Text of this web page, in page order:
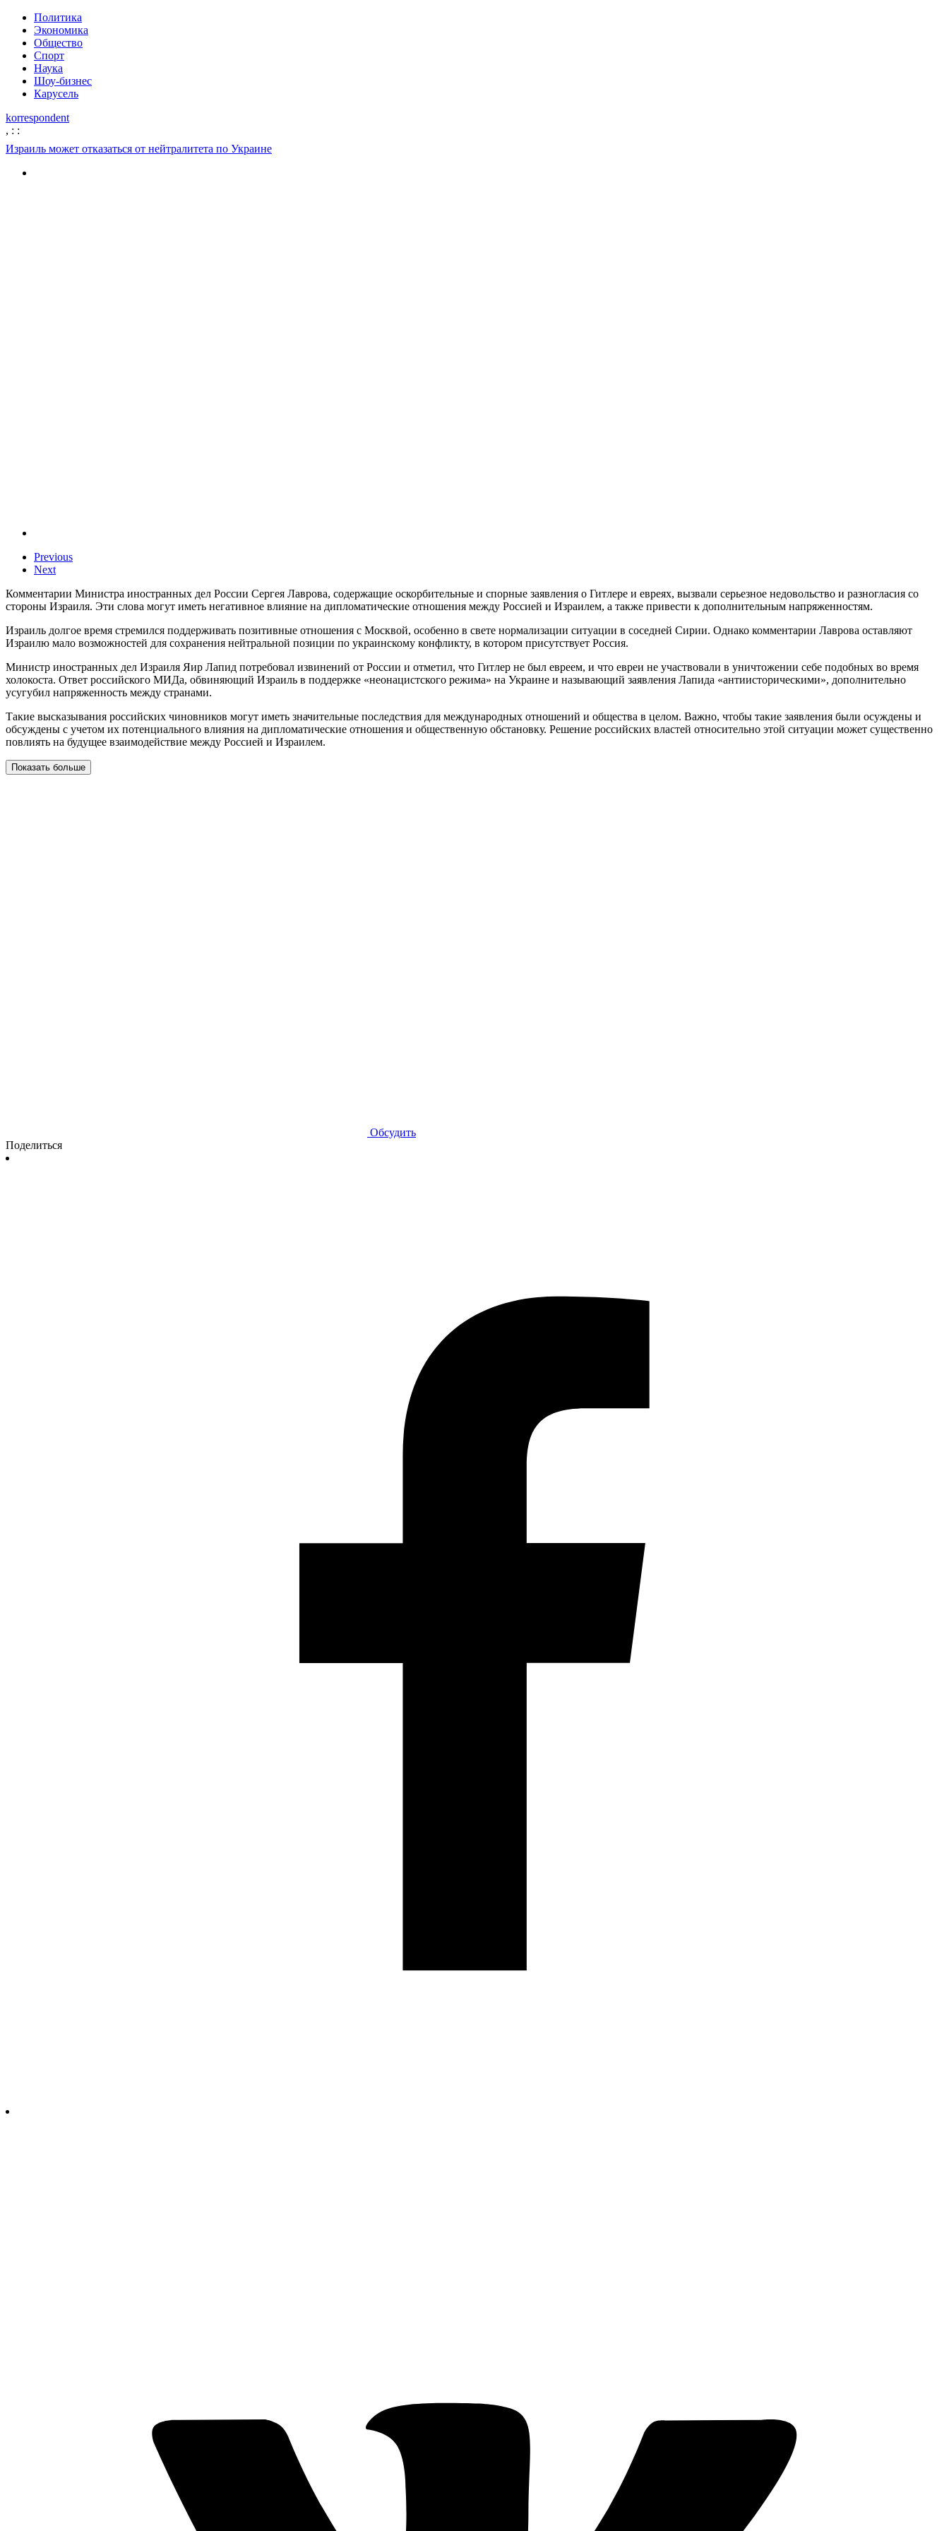
Политика
Экономика
Общество
Спорт
Наука
Шоу-бизнес
Карусель
korrespondent
, : :
Израиль может отказаться от нейтралитета по Украине
Previous
Next
Комментарии Министра иностранных дел России Сергея Лаврова, содержащие оскорбительные и спорные заявления о Гитлере и евреях, вызвали серьезное недовольство и разногласия со
стороны Израиля. Эти слова могут иметь негативное влияние на дипломатические отношения между Россией и Израилем, а также привести к дополнительным напряженностям.
Израиль долгое время стремился поддерживать позитивные отношения с Москвой, особенно в свете нормализации ситуации в соседней Сирии. Однако комментарии Лаврова оставляют
Израилю мало возможностей для сохранения нейтральной позиции по украинскому конфликту, в котором присутствует Россия.
Министр иностранных дел Израиля Яир Лапид потребовал извинений от России и отметил, что Гитлер не был евреем, и что евреи не участвовали в уничтожении себе подобных во время
холокоста. Ответ российского МИДа, обвиняющий Израиль в поддержке «неонацистского режима» на Украине и называющий заявления Лапида «антиисторическими», дополнительно
усугубил напряженность между странами.
Такие высказывания российских чиновников могут иметь значительные последствия для международных отношений и общества в целом. Важно, чтобы такие заявления были осуждены и
обсуждены с учетом их потенциального влияния на дипломатические отношения и общественную обстановку. Решение российских властей относительно этой ситуации может существенно
повлиять на будущее взаимодействие между Россией и Израилем.
Показать больше
Обсудить
Поделиться